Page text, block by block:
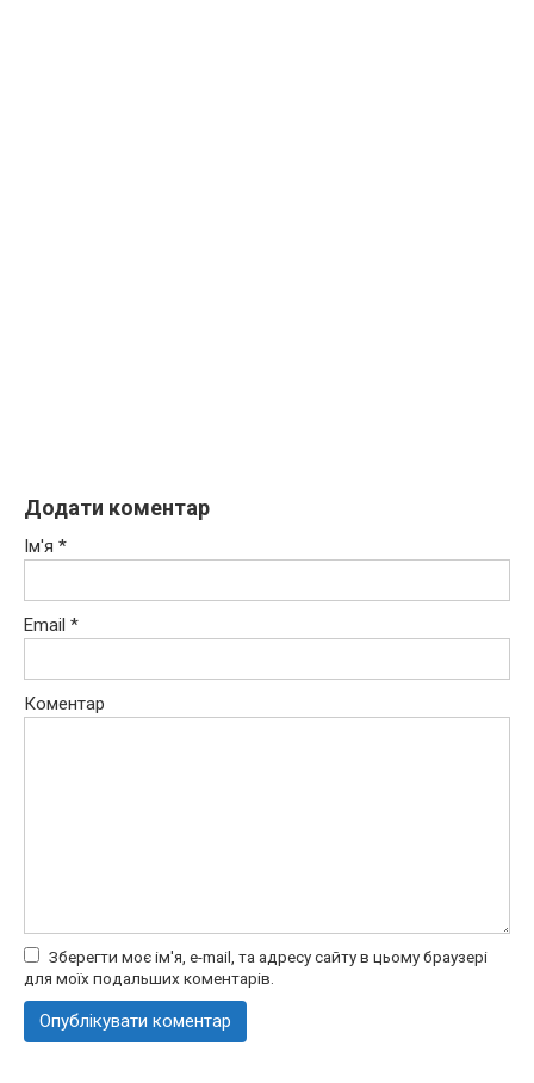
Додати коментар
Ім'я *
Email *
Коментар
Зберегти моє ім'я, e-mail, та адресу сайту в цьому браузері
для моїх подальших коментарів.